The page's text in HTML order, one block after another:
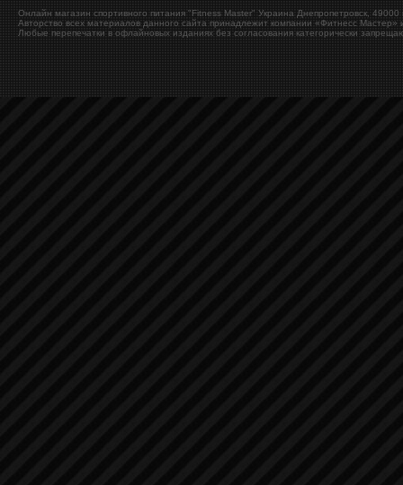
Онлайн магазин спортивного питания "Fitness Master" Украина Днепропетровск, 49000
Авторство всех материалов данного сайта принадлежит компании «Фитнесс Мастер»
Любые перепечатки в офлайновых изданиях без согласования категорически